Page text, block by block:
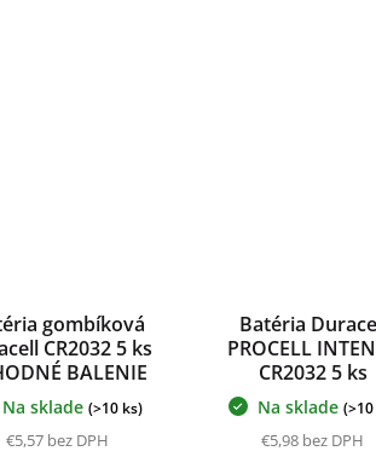
gombíková
CR2032 5 ks
BALENIE
Na sklade (>10 ks)
€5,57 bez DPH
Batéria
PROCELL
CR2032 5 ks
VÝHODNÉ
Na sklade
€5,98 bez DPH